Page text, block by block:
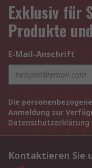
Exklusiv für
Produkte
E-Mail-Anschrift
Die
Anmeldung zur
Datenschutzerklärung
Kontaktieren Sie